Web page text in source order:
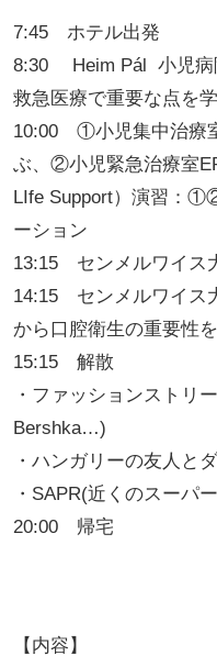
7:45 ホテル出発
8:30 Heim Pál 小児病
救急医療で重要な点を
10:00 ①小児集中治療
ぶ、②小児緊急治療室
LIfe Support）演習：
ーション
13:15 センメルワイス
14:15 センメルワイス
から口腔衛生の重要性
15:15 解散
・ファッションストリ
Bershka…)
・ハンガリーの友人と
・SAPR(近くのスーパ
20:00 帰宅
【内容】